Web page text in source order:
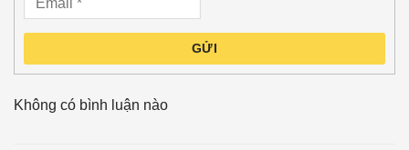
GỬI
Không có bình luận nào